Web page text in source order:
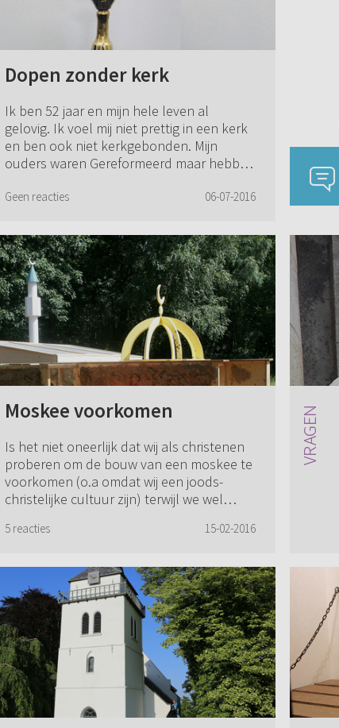
Dopen zonder kerk
Ik ben 52 jaar en mijn hele leven al
gelovig. Ik voel mij niet prettig in een kerk
en ben ook niet kerkgebonden. Mijn
ouders waren Gereformeerd maar hebben
dat wi...
Geen reacties 06-07-2016
Moskee voorkomen
Is het niet oneerlijk dat wij als christenen
proberen om de bouw van een moskee te
voorkomen (o.a omdat wij een joods-
christelijke cultuur zijn) terwijl we wel
5 reacties 15-02-2016